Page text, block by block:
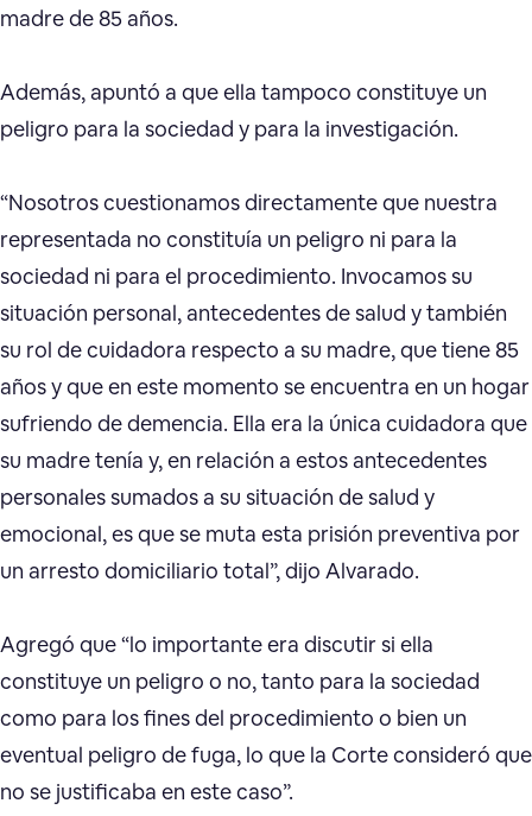
madre de 85 años.
Además, apuntó a que ella tampoco constituye un
peligro para la sociedad y para la investigación.
“Nosotros cuestionamos directamente que nuestra
representada no constituía un peligro ni para la
sociedad ni para el procedimiento. Invocamos su
situación personal, antecedentes de salud y también
su rol de cuidadora respecto a su madre, que tiene 85
años y que en este momento se encuentra en un hogar
sufriendo de demencia. Ella era la única cuidadora que
su madre tenía y, en relación a estos antecedentes
personales sumados a su situación de salud y
emocional, es que se muta esta prisión preventiva por
un arresto domiciliario total”, dijo Alvarado.
Agregó que “lo importante era discutir si ella
constituye un peligro o no, tanto para la sociedad
como para los fines del procedimiento o bien un
eventual peligro de fuga, lo que la Corte consideró que
no se justificaba en este caso”.